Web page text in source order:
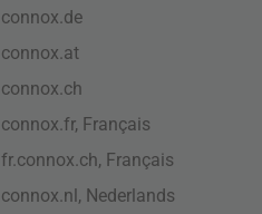
connox.de
connox.at
connox.ch
connox.fr, Français
fr.connox.ch, Français
connox.nl, Nederlands